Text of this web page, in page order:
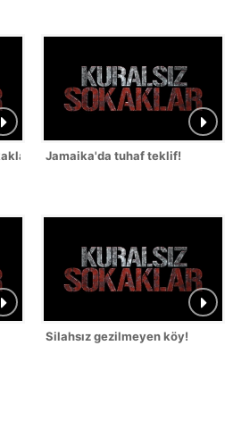
Jamaika'da tuhaf teklif!
Silahsız gezilmeyen köy!